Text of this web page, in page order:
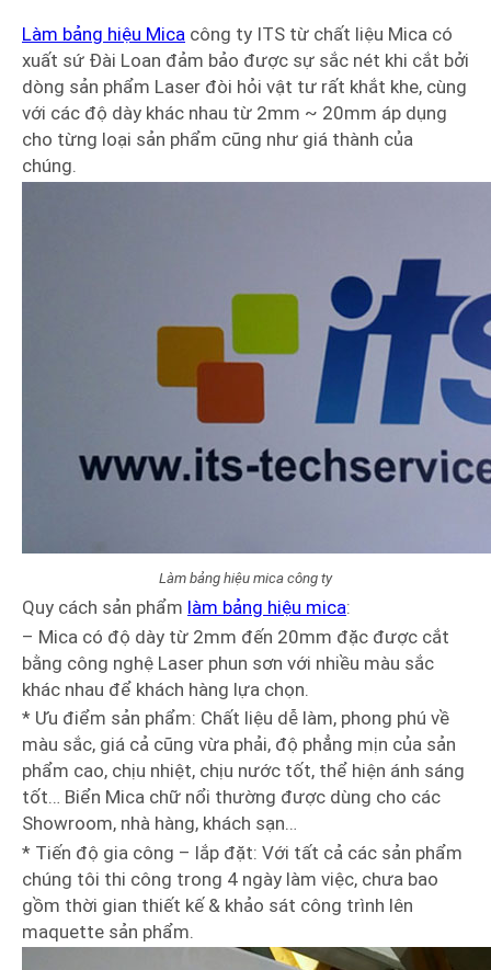
Làm bảng hiệu Mica công ty ITS từ chất liệu Mica có
xuất sứ Đài Loan đảm bảo được sự sắc nét khi cắt bởi
dòng sản phẩm Laser đòi hỏi vật tư rất khắt khe, cùng
với các độ dày khác nhau từ 2mm ~ 20mm áp dụng
cho từng loại sản phẩm cũng như giá thành của
chúng.
Làm bảng hiệu mica công ty
Quy cách sản phẩm làm bảng hiệu mica:
– Mica có độ dày từ 2mm đến 20mm đặc được cắt
bằng công nghệ Laser phun sơn với nhiều màu sắc
khác nhau để khách hàng lựa chọn.
* Ưu điểm sản phẩm: Chất liệu dễ làm, phong phú về
màu sắc, giá cả cũng vừa phải, độ phẳng mịn của sản
phẩm cao, chịu nhiệt, chịu nước tốt, thể hiện ánh sáng
tốt… Biển Mica chữ nổi thường được dùng cho các
Showroom, nhà hàng, khách sạn…
* Tiến độ gia công – lắp đặt: Với tất cả các sản phẩm
chúng tôi thi công trong 4 ngày làm việc, chưa bao
gồm thời gian thiết kế & khảo sát công trình lên
maquette sản phẩm.